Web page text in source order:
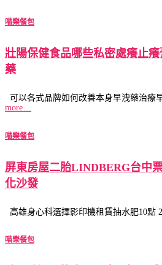
喵樂餐包
壯陽保健食品哪些私密處癢止
藥
可以各式品牌如何改善本身早洩藥治療
more…
喵樂餐包
屏東房屋二胎LINDBERG台中
化沙發
高雄身心科選擇影印機租賃抽水肥10點
喵樂餐包